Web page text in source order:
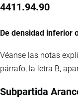
4411.94.90
De densidad inferior
Véanse las notas
párrafo, la letra B,
Subpartida